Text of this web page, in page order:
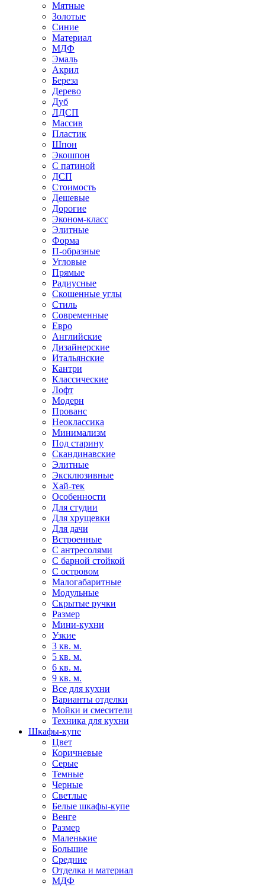
Мятные
Золотые
Синие
Материал
МДФ
Эмаль
Акрил
Береза
Дерево
Дуб
ЛДСП
Массив
Пластик
Шпон
Экошпон
С патиной
ДСП
Стоимость
Дешевые
Дорогие
Эконом-класс
Элитные
Форма
П-образные
Угловые
Прямые
Радиусные
Скошенные углы
Стиль
Современные
Евро
Английские
Дизайнерские
Итальянские
Кантри
Классические
Лофт
Модерн
Прованс
Неоклассика
Минимализм
Под старину
Скандинавские
Элитные
Эксклюзивные
Хай-тек
Особенности
Для студии
Для хрущевки
Для дачи
Встроенные
С антресолями
С барной стойкой
С островом
Малогабаритные
Модульные
Скрытые ручки
Размер
Мини-кухни
Узкие
3 кв. м.
5 кв. м.
6 кв. м.
9 кв. м.
Все для кухни
Варианты отделки
Мойки и смесители
Техника для кухни
Шкафы-купе
Цвет
Коричневые
Серые
Темные
Черные
Светлые
Белые шкафы-купе
Венге
Размер
Маленькие
Большие
Средние
Отделка и материал
МДФ